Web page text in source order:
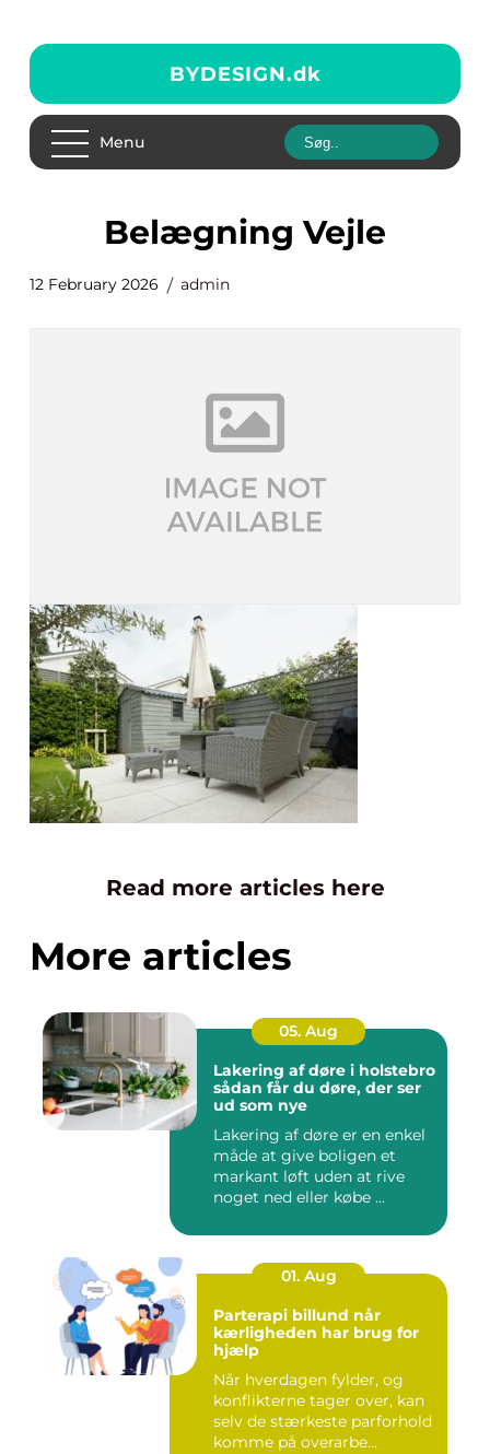
BYDESIGN.dk
Menu
belægning Vejle
12 February 2026 admin
Read more articles here
More articles
05. Aug
Lakering af døre i holstebro
sådan får du døre, der ser
ud som nye
Lakering af døre er en enkel
måde at give boligen et
markant løft uden at rive
noget ned eller købe ...
01. Aug
Parterapi billund når
kærligheden har brug for
hjælp
Når hverdagen fylder, og
konflikterne tager over, kan
selv de stærkeste parforhold
komme på overarbe...